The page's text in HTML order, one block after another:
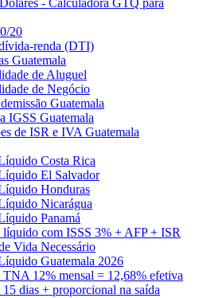
- Calculadora GTQ para
20
renda (DTI)
Guatemala
de Aluguel
de Negócio
Guatemala
IGSS Guatemala
de ISR e IVA Guatemala
Costa Rica
El Salvador
Honduras
Nicarágua
Panamá
com ISSS 3% + AFP + ISR
Vida Necessário
Guatemala 2026
12% mensal = 12,68% efetiva
dias + proporcional na saída